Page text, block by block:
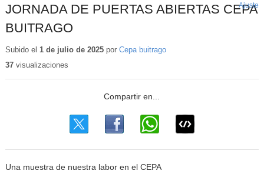
JORNADA DE PUERTAS ABIERTAS CEPA
BUITRAGO
Ajuste
Subido el 1 de julio de 2025por Cepa buitrago
37visualizaciones
Una muestra de nuestra labor en el CEPA